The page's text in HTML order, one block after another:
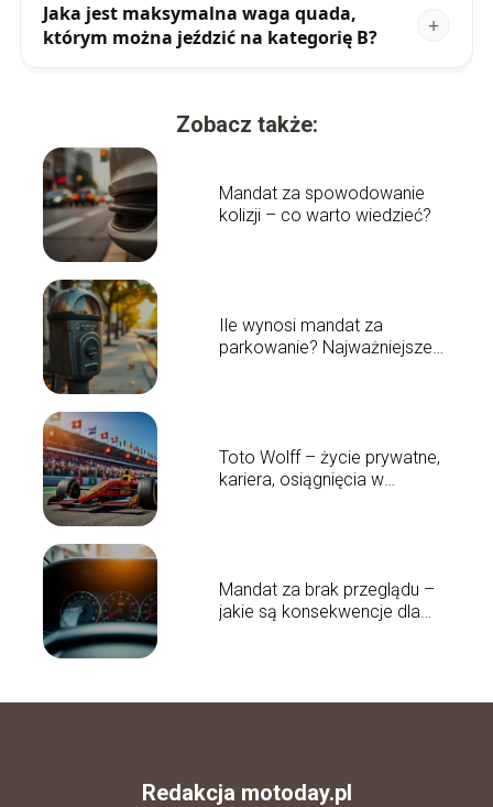
Jaka jest maksymalna waga quada,
którym można jeździć na kategorię B?
Zobacz także:
Mandat za spowodowanie
kolizji – co warto wiedzieć?
Ile wynosi mandat za
parkowanie? Najważniejsze
Toto Wolff – życie prywatne,
kariera, osiągnięcia w
Mandat za brak przeglądu –
jakie są konsekwencje dla
Redakcja motoday.pl